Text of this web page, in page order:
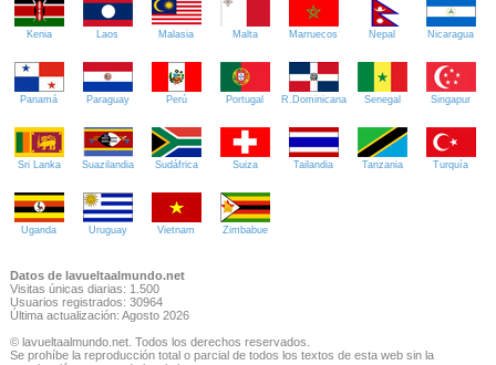
Kenia Laos Malasia Malta Marruecos Nepal Nicaragua
Panamá Paraguay Perú Portugal R.Dominicana Senegal Singapur
Sri Lanka Suazilandia Sudáfrica Suiza Tailandia Tanzania Turquía
Uganda Uruguay Vietnam Zimbabue
Datos de lavueltaalmundo.net
Visitas únicas diarias: 1.500
Usuarios registrados: 30964
Última actualización: Agosto 2026
© lavueltaalmundo.net. Todos los derechos reservados.
Se prohíbe la reproducción total o parcial de todos los textos de esta web sin la